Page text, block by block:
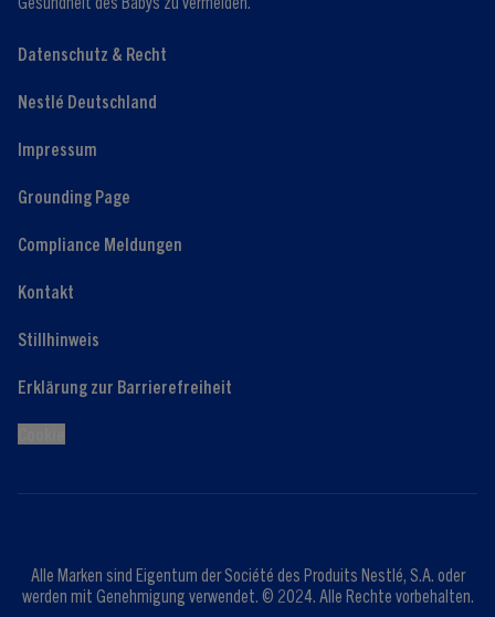
Datenschutz & Recht
Nestlé Deutschland
Impressum
Grounding Page
Compliance Meldungen
Kontakt
Stillhinweis
Erklärung zur Barrierefreiheit
Alle Marken sind Eigentum der Société des Produits Nestlé, S.A. oder
werden mit Genehmigung verwendet. © 2024. Alle Rechte vorbehalten.